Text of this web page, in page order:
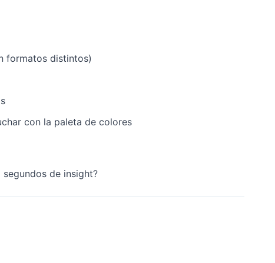
formatos distintos)
con la paleta de colores
de insight?